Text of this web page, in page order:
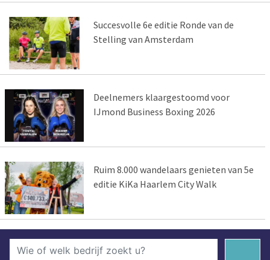
Succesvolle 6e editie Ronde van de
Stelling van Amsterdam
Deelnemers klaargestoomd voor
IJmond Business Boxing 2026
Ruim 8.000 wandelaars genieten van 5e
editie KiKa Haarlem City Walk